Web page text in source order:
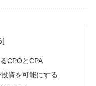
CPOとCPA
資を可能にする